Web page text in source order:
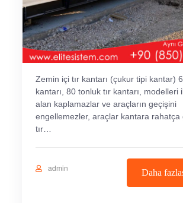
Zemin içi tır kantarı (çukur tipi kantar)
kantarı, 80 tonluk tır kantarı, modelleri
alan kaplamazlar ve araçların geçişini
engellemezler, araçlar kantara rahatça
tır…
admin Daha